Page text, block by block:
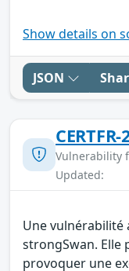
Show details on
JSON
Vulnerability
Updated:
Une vulnérabilité
strongSwan. Elle
provoquer une